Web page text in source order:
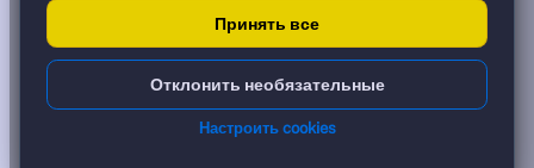
YTM эффективная
10.02.2027
Принять все
Отклонить необязательные
Настроить cookies